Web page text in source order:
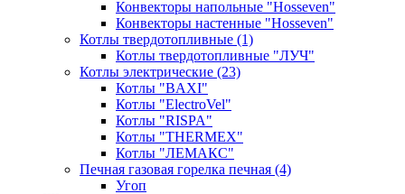
Конвекторы напольные "Hosseven"
Конвекторы настенные "Hosseven"
Котлы твердотопливные (1)
Котлы твердотопливные "ЛУЧ"
Котлы электрические (23)
Котлы "BAXI"
Котлы "ElectroVel"
Котлы "RISPA"
Котлы "THERMEX"
Котлы "ЛЕМАКС"
Печная газовая горелка печная (4)
Угоп